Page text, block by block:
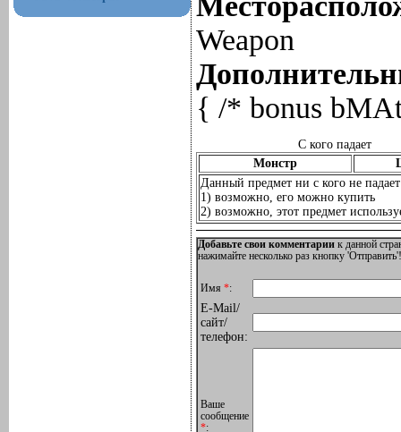
Weapon
{ /* bonus
С кого падает
Монстр
Данный предмет ни с кого не падает
1) возможно, его можно купить
2) возможно, этот предмет
Добавьте свои комментарии к данной
нажимайте несколько раз кнопку
Имя*:
E-Mail/
сайт/
телефон:
Ваше
сообщение
*: